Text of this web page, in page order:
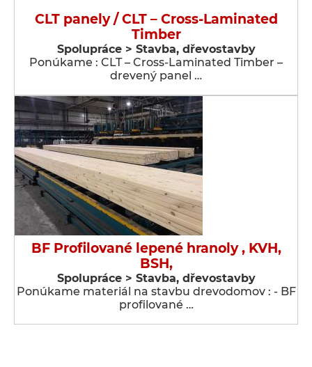
CLT panely / CLT – Cross-Laminated
Timber
Spolupráce > Stavba, dřevostavby
Ponúkame : CLT – Cross-Laminated Timber –
drevený panel …
BF Profilované lepené hranoly , KVH,
BSH,
Spolupráce > Stavba, dřevostavby
Ponúkame materiál na stavbu drevodomov : - BF
profilované …